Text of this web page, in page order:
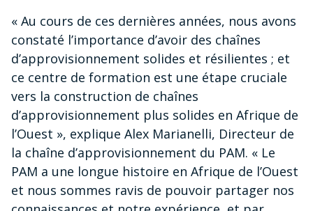
« Au cours de ces dernières années, nous avons
constaté l’importance d’avoir des chaînes
d’approvisionnement solides et résilientes ; et
ce centre de formation est une étape cruciale
vers la construction de chaînes
d’approvisionnement plus solides en Afrique de
l’Ouest », explique Alex Marianelli, Directeur de
la chaîne d’approvisionnement du PAM. « Le
PAM a une longue histoire en Afrique de l’Ouest
et nous sommes ravis de pouvoir partager nos